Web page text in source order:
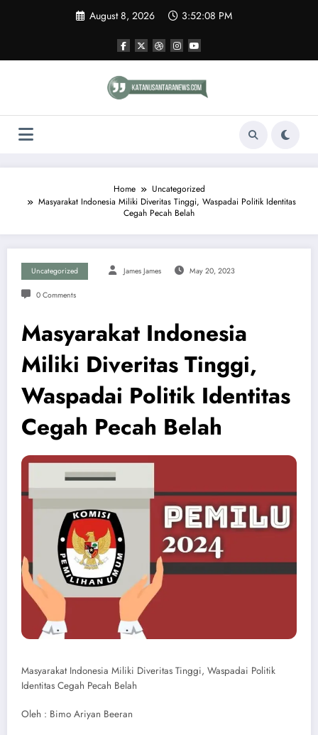
August 8, 2026 3:52:08 PM
Home
Uncategorized
Masyarakat Indonesia Miliki Diveritas Tinggi, Waspadai Politik Identitas
Cegah Pecah Belah
Uncategorized James James May 20, 2023
0 Comments
Masyarakat Indonesia
Miliki Diveritas Tinggi,
Waspadai Politik Identitas
Cegah Pecah Belah
Masyarakat Indonesia Miliki Diveritas Tinggi, Waspadai Politik
Identitas Cegah Pecah Belah
Oleh : Bimo Ariyan Beeran